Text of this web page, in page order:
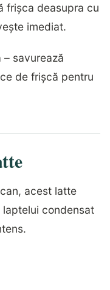
frișca deasupra cu
imediat.
savurează
de frișcă pentru
acest latte
condensat